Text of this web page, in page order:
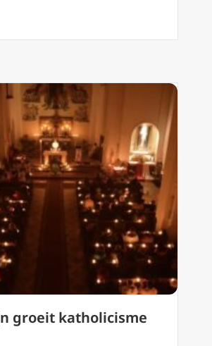
groeit katholicisme